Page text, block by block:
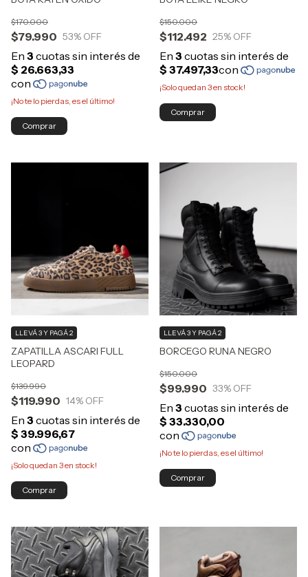
$79.990
$170.000
53% OFF
¡No te lo pierdas, es el último!
Comprar
$112.492
$150.000
25% OFF
¡Solo quedan 3en stock!
Comprar
ZAPATILLA ASCARI FULL
LEOPARD
$119.990
$139.990
14% OFF
LLEVÁ 3 Y PAGÁ 2
¡Solo quedan 3en stock!
Comprar
BORCEGO RUNA NEGRO
$99.990
$150.000
33% OFF
LLEVÁ 3 Y PAGÁ 2
¡No te lo pierdas, es el último!
Comprar